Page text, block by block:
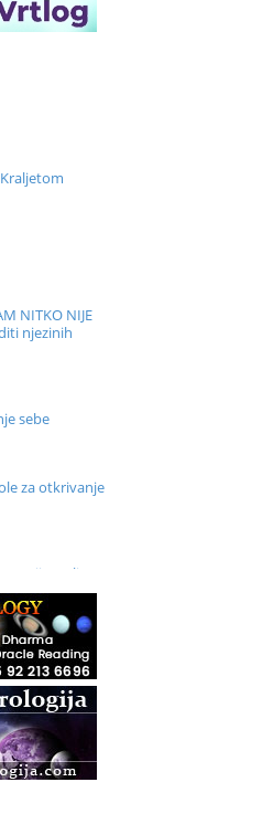
NITKO NIJE
njezinih
sebe
za otkrivanje
Online –
i Online
pranom (Basic